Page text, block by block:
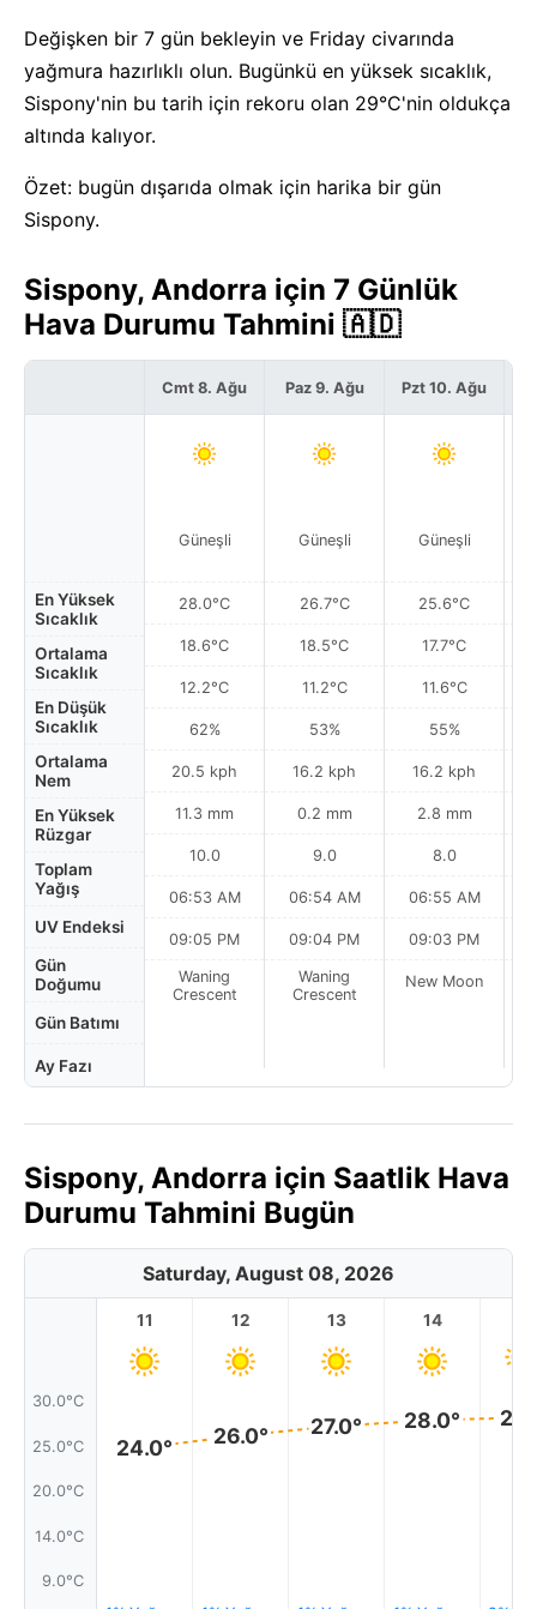
Değişken bir 7 gün bekleyin ve Friday civarında
yağmura hazırlıklı olun. Bugünkü en yüksek sıcaklık,
Sispony'nin bu tarih için rekoru olan 29°C'nin oldukça
altında kalıyor.
Özet: bugün dışarıda olmak için harika bir gün
Sispony.
Sispony, Andorra için 7 Günlük
Hava Durumu Tahmini 🇦🇩
En Yüksek
Sıcaklık
Ortalama
Sıcaklık
En Düşük
Sıcaklık
Ortalama
Nem
En Yüksek
Rüzgar
Toplam
Yağış
UV Endeksi
Gün
Doğumu
Gün Batımı
Ay Fazı
Cmt 8. Ağu
Güneşli
28.0°C
18.6°C
12.2°C
62%
20.5 kph
11.3 mm
10.0
06:53 AM
09:05 PM
Waning
Crescent
Paz 9. Ağu
Güneşli
26.7°C
18.5°C
11.2°C
53%
16.2 kph
0.2 mm
9.0
06:54 AM
09:04 PM
Waning
Crescent
Pzt 10. Ağu
Güneşli
25.6°C
17.7°C
11.6°C
55%
16.2 kph
2.8 mm
8.0
06:55 AM
09:03 PM
New Moon
Sispony, Andorra için Saatlik Hava
Durumu Tahmini Bugün
Saturday, August 08, 2026
30.0°C
25.0°C
20.0°C
14.0°C
9.0°C
11
24.0°
12
26.0°
13
27.0°
14
28.0°